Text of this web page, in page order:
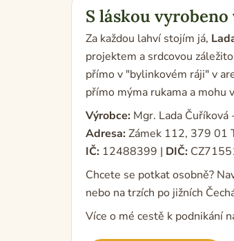
S láskou
Za každou lahví stojím já,
projektem a srdcovou
přímo v "bylinkovém ráji" v
přímo mýma rukama a mohu
Výrobce: Mgr. Lada
Adresa: Zámek 112, 379 01
IČ: 12488399 | DIČ:
Chcete se potkat osobně?
nebo na trzích po jižních
Více o mé cestě k podnikání